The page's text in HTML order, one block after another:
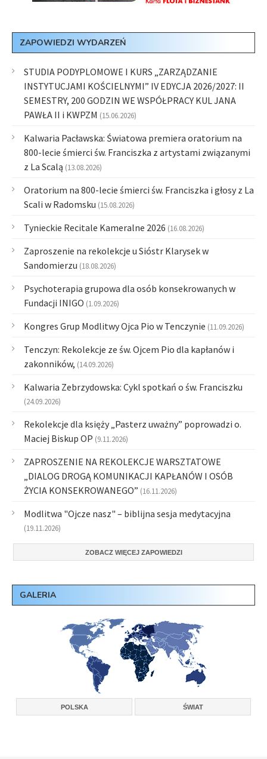
ZAPOWIEDZI WYDARZEŃ
STUDIA PODYPLOMOWE I KURS „ZARZĄDZANIE
INSTYTUCJAMI KOŚCIELNYMI” IV EDYCJA 2026/2027: II
SEMESTRY, 200 GODZIN WE WSPÓŁPRACY KUL JANA
PAWŁA II i KWPZM (15.06.2026)
Kalwaria Pacławska: Światowa premiera oratorium na
800-lecie śmierci św. Franciszka z artystami związanymi
z La Scalą (13.08.2026)
Oratorium na 800-lecie śmierci św. Franciszka i głosy z La
Scali w Radomsku (15.08.2026)
Tynieckie Recitale Kameralne 2026 (16.08.2026)
Zaproszenie na rekolekcje u Sióstr Klarysek w
Sandomierzu (18.08.2026)
Psychoterapia grupowa dla osób konsekrowanych w
Fundacji INIGO (1.09.2026)
Kongres Grup Modlitwy Ojca Pio w Tenczynie (11.09.2026)
Tenczyn: Rekolekcje ze św. Ojcem Pio dla kapłanów i
zakonników, (14.09.2026)
Kalwaria Zebrzydowska: Cykl spotkań o św. Franciszku
(24.09.2026)
Rekolekcje dla księży „Pasterz uważny” poprowadzi o.
Maciej Biskup OP (9.11.2026)
ZAPROSZENIE NA REKOLEKCJE WARSZTATOWE
„DIALOG DROGĄ KOMUNIKACJI KAPŁANÓW I OSÓB
ŻYCIA KONSEKROWANEGO” (16.11.2026)
Modlitwa "Ojcze nasz" – biblijna sesja medytacyjna
(19.11.2026)
ZOBACZ WIĘCEJ ZAPOWIEDZI
GALERIA
POLSKA ŚWIAT